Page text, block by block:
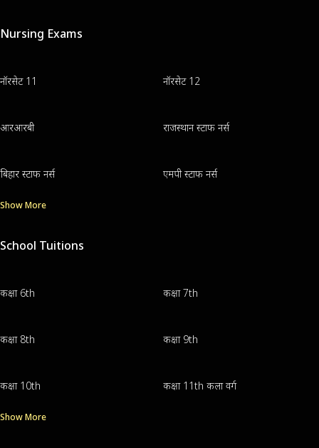
Nursing Exams
नॉरसेट 11 नॉरसेट 12
आरआरबी राजस्थान स्टाफ नर्स
बिहार स्टाफ नर्स एमपी स्टाफ नर्स
Show More
School Tuitions
कक्षा 6th कक्षा 7th
कक्षा 8th कक्षा 9th
कक्षा 10th कक्षा 11th कला वर्ग
Show More